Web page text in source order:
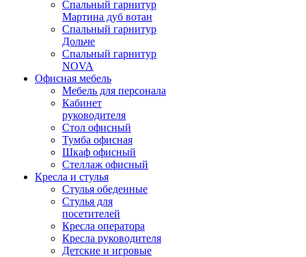
Спальный гарнитур
Мартина дуб вотан
Спальный гарнитур
Дольче
Спальный гарнитур
NOVA
Офисная мебель
Мебель для персонала
Кабинет
руководителя
Стол офисный
Тумба офисная
Шкаф офисный
Стеллаж офисный
Кресла и стулья
Стулья обеденные
Стулья для
посетителей
Кресла оператора
Кресла руководителя
Детские и игровые